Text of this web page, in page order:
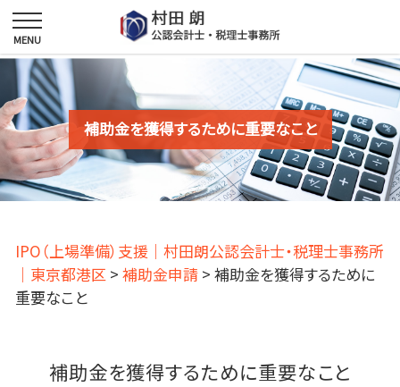
補助金を獲得するために重要なこと
IPO（上場準備）支援｜村田朗公認会計士・税理士事務所
｜東京都港区 > 補助金申請 > 補助金を獲得するために
重要なこと
補助金を獲得するために重要なこと